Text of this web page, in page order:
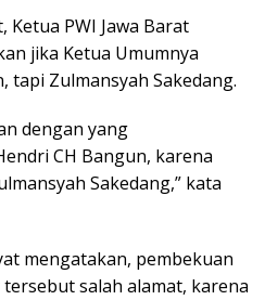
PWI Jawa Barat
jika Ketua Umumnya
tapi Zulmansyah Sakedang.
dengan yang
CH Bangun, karena
Sakedang,” kata
mengatakan, pembekuan
salah alamat, karena